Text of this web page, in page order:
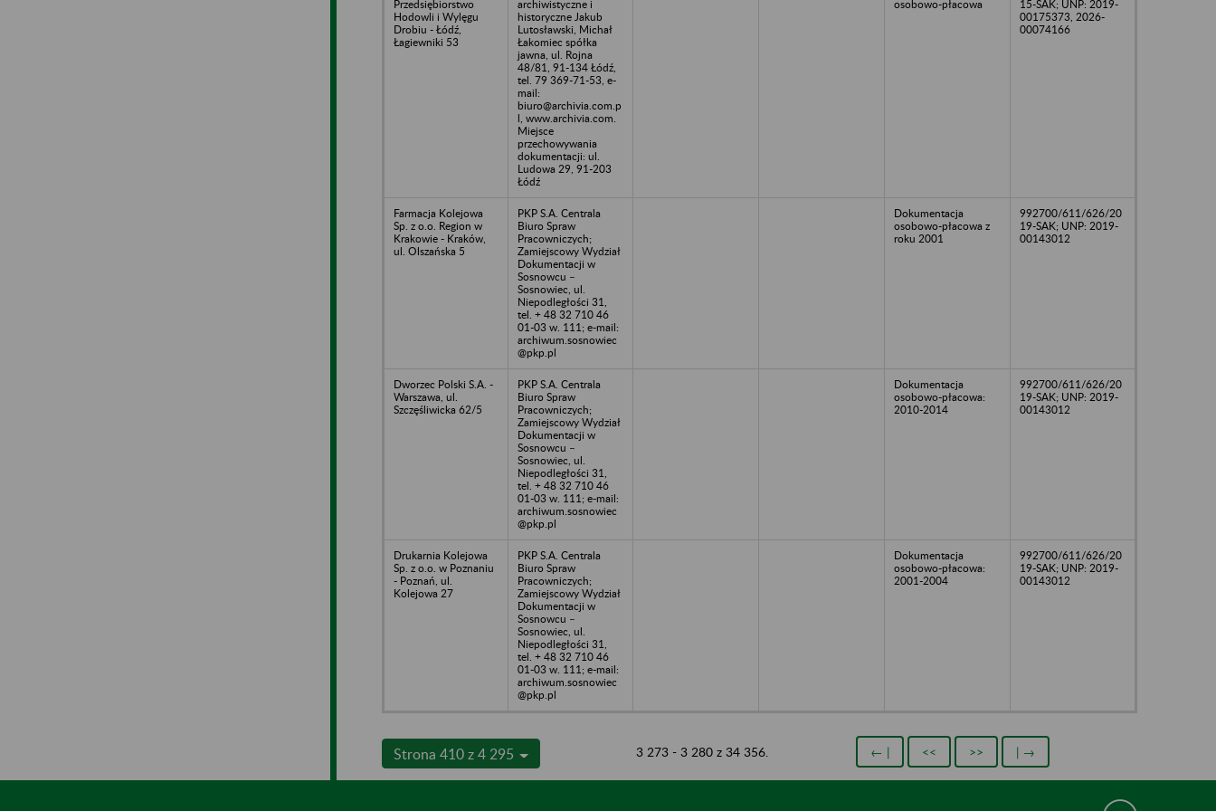
Przedsiębiorstwo
Hodowli i Wylęgu
Drobiu - Łódź,
Łagiewniki 53
archiwistyczne i
historyczne Jakub
Lutosławski, Michał
Łakomiec spółka
jawna, ul. Rojna
48/81, 91-134 Łódź,
tel. 79 369-71-53, e-
mail:
biuro@archivia.com.p
l, www.archivia.com.
Miejsce
przechowywania
dokumentacji: ul.
Ludowa 29, 91-203
Łódź
osobowo-płacowa
15-SAK; UNP: 2019-
00175373, 2026-
00074166
Farmacja Kolejowa
Sp. z o.o. Region w
Krakowie - Kraków,
ul. Olszańska 5
PKP S.A. Centrala
Biuro Spraw
Pracowniczych;
Zamiejscowy Wydział
Dokumentacji w
Sosnowcu –
Sosnowiec, ul.
Niepodległości 31,
tel. + 48 32 710 46
01-03 w. 111; e-mail:
archiwum.sosnowiec
@pkp.pl
Dokumentacja
osobowo-płacowa z
roku 2001
992700/611/626/20
19-SAK; UNP: 2019-
00143012
Dworzec Polski S.A. -
Warszawa, ul.
Szczęśliwicka 62/5
PKP S.A. Centrala
Biuro Spraw
Pracowniczych;
Zamiejscowy Wydział
Dokumentacji w
Sosnowcu –
Sosnowiec, ul.
Niepodległości 31,
tel. + 48 32 710 46
01-03 w. 111; e-mail:
archiwum.sosnowiec
@pkp.pl
Dokumentacja
osobowo-płacowa:
2010-2014
992700/611/626/20
19-SAK; UNP: 2019-
00143012
Drukarnia Kolejowa
Sp. z o.o. w Poznaniu
- Poznań, ul.
Kolejowa 27
PKP S.A. Centrala
Biuro Spraw
Pracowniczych;
Zamiejscowy Wydział
Dokumentacji w
Sosnowcu –
Sosnowiec, ul.
Niepodległości 31,
tel. + 48 32 710 46
01-03 w. 111; e-mail:
archiwum.sosnowiec
@pkp.pl
Dokumentacja
osobowo-płacowa:
2001-2004
992700/611/626/20
19-SAK; UNP: 2019-
00143012
Strona 410 z 4 295 3 273 - 3 280 z 34 356. ← | << >> | →